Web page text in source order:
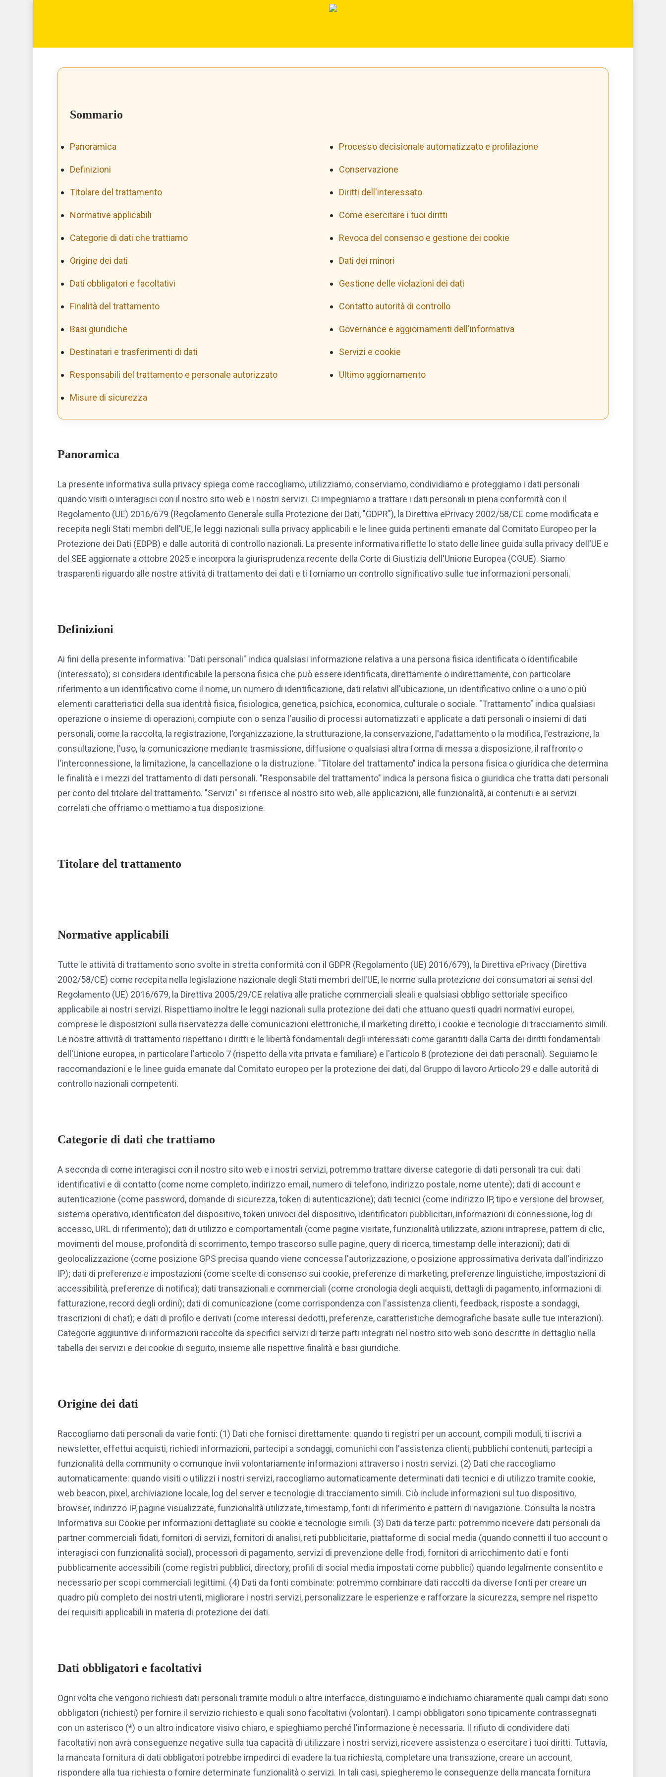
Sommario
Panoramica
Definizioni
Titolare del trattamento
Normative applicabili
Categorie di dati che trattiamo
Origine dei dati
Dati obbligatori e facoltativi
Finalità del trattamento
Basi giuridiche
Destinatari e trasferimenti di dati
Responsabili del trattamento e personale autorizzato
Misure di sicurezza
Processo decisionale automatizzato e profilazione
Conservazione
Diritti dell'interessato
Come esercitare i tuoi diritti
Revoca del consenso e gestione dei cookie
Dati dei minori
Gestione delle violazioni dei dati
Contatto autorità di controllo
Governance e aggiornamenti dell'informativa
Servizi e cookie
Ultimo aggiornamento
Panoramica
La presente informativa sulla privacy spiega come raccogliamo, utilizziamo, conserviamo, condividiamo e proteggiamo i dati personali
quando visiti o interagisci con il nostro sito web e i nostri servizi. Ci impegniamo a trattare i dati personali in piena conformità con il
Regolamento (UE) 2016/679 (Regolamento Generale sulla Protezione dei Dati, "GDPR"), la Direttiva ePrivacy 2002/58/CE come modificata e
recepita negli Stati membri dell'UE, le leggi nazionali sulla privacy applicabili e le linee guida pertinenti emanate dal Comitato Europeo per la
Protezione dei Dati (EDPB) e dalle autorità di controllo nazionali. La presente informativa riflette lo stato delle linee guida sulla privacy dell'UE e
del SEE aggiornate a ottobre 2025 e incorpora la giurisprudenza recente della Corte di Giustizia dell'Unione Europea (CGUE). Siamo
trasparenti riguardo alle nostre attività di trattamento dei dati e ti forniamo un controllo significativo sulle tue informazioni personali.
Definizioni
Ai fini della presente informativa: "Dati personali" indica qualsiasi informazione relativa a una persona fisica identificata o identificabile
(interessato); si considera identificabile la persona fisica che può essere identificata, direttamente o indirettamente, con particolare
riferimento a un identificativo come il nome, un numero di identificazione, dati relativi all'ubicazione, un identificativo online o a uno o più
elementi caratteristici della sua identità fisica, fisiologica, genetica, psichica, economica, culturale o sociale. "Trattamento" indica qualsiasi
operazione o insieme di operazioni, compiute con o senza l'ausilio di processi automatizzati e applicate a dati personali o insiemi di dati
personali, come la raccolta, la registrazione, l'organizzazione, la strutturazione, la conservazione, l'adattamento o la modifica, l'estrazione, la
consultazione, l'uso, la comunicazione mediante trasmissione, diffusione o qualsiasi altra forma di messa a disposizione, il raffronto o
l'interconnessione, la limitazione, la cancellazione o la distruzione. "Titolare del trattamento" indica la persona fisica o giuridica che determina
le finalità e i mezzi del trattamento di dati personali. "Responsabile del trattamento" indica la persona fisica o giuridica che tratta dati personali
per conto del titolare del trattamento. "Servizi" si riferisce al nostro sito web, alle applicazioni, alle funzionalità, ai contenuti e ai servizi
correlati che offriamo o mettiamo a tua disposizione.
Titolare del trattamento
Normative applicabili
Tutte le attività di trattamento sono svolte in stretta conformità con il GDPR (Regolamento (UE) 2016/679), la Direttiva ePrivacy (Direttiva
2002/58/CE) come recepita nella legislazione nazionale degli Stati membri dell'UE, le norme sulla protezione dei consumatori ai sensi del
Regolamento (UE) 2016/679, la Direttiva 2005/29/CE relativa alle pratiche commerciali sleali e qualsiasi obbligo settoriale specifico
applicabile ai nostri servizi. Rispettiamo inoltre le leggi nazionali sulla protezione dei dati che attuano questi quadri normativi europei,
comprese le disposizioni sulla riservatezza delle comunicazioni elettroniche, il marketing diretto, i cookie e tecnologie di tracciamento simili.
Le nostre attività di trattamento rispettano i diritti e le libertà fondamentali degli interessati come garantiti dalla Carta dei diritti fondamentali
dell'Unione europea, in particolare l'articolo 7 (rispetto della vita privata e familiare) e l'articolo 8 (protezione dei dati personali). Seguiamo le
raccomandazioni e le linee guida emanate dal Comitato europeo per la protezione dei dati, dal Gruppo di lavoro Articolo 29 e dalle autorità di
controllo nazionali competenti.
Categorie di dati che trattiamo
A seconda di come interagisci con il nostro sito web e i nostri servizi, potremmo trattare diverse categorie di dati personali tra cui: dati
identificativi e di contatto (come nome completo, indirizzo email, numero di telefono, indirizzo postale, nome utente); dati di account e
autenticazione (come password, domande di sicurezza, token di autenticazione); dati tecnici (come indirizzo IP, tipo e versione del browser,
sistema operativo, identificatori del dispositivo, token univoci del dispositivo, identificatori pubblicitari, informazioni di connessione, log di
accesso, URL di riferimento); dati di utilizzo e comportamentali (come pagine visitate, funzionalità utilizzate, azioni intraprese, pattern di clic,
movimenti del mouse, profondità di scorrimento, tempo trascorso sulle pagine, query di ricerca, timestamp delle interazioni); dati di
geolocalizzazione (come posizione GPS precisa quando viene concessa l'autorizzazione, o posizione approssimativa derivata dall'indirizzo
IP); dati di preferenze e impostazioni (come scelte di consenso sui cookie, preferenze di marketing, preferenze linguistiche, impostazioni di
accessibilità, preferenze di notifica); dati transazionali e commerciali (come cronologia degli acquisti, dettagli di pagamento, informazioni di
fatturazione, record degli ordini); dati di comunicazione (come corrispondenza con l'assistenza clienti, feedback, risposte a sondaggi,
trascrizioni di chat); e dati di profilo e derivati (come interessi dedotti, preferenze, caratteristiche demografiche basate sulle tue interazioni).
Categorie aggiuntive di informazioni raccolte da specifici servizi di terze parti integrati nel nostro sito web sono descritte in dettaglio nella
tabella dei servizi e dei cookie di seguito, insieme alle rispettive finalità e basi giuridiche.
Origine dei dati
Raccogliamo dati personali da varie fonti: (1) Dati che fornisci direttamente: quando ti registri per un account, compili moduli, ti iscrivi a
newsletter, effettui acquisti, richiedi informazioni, partecipi a sondaggi, comunichi con l'assistenza clienti, pubblichi contenuti, partecipi a
funzionalità della community o comunque invii volontariamente informazioni attraverso i nostri servizi. (2) Dati che raccogliamo
automaticamente: quando visiti o utilizzi i nostri servizi, raccogliamo automaticamente determinati dati tecnici e di utilizzo tramite cookie,
web beacon, pixel, archiviazione locale, log del server e tecnologie di tracciamento simili. Ciò include informazioni sul tuo dispositivo,
browser, indirizzo IP, pagine visualizzate, funzionalità utilizzate, timestamp, fonti di riferimento e pattern di navigazione. Consulta la nostra
Informativa sui Cookie per informazioni dettagliate su cookie e tecnologie simili. (3) Dati da terze parti: potremmo ricevere dati personali da
partner commerciali fidati, fornitori di servizi, fornitori di analisi, reti pubblicitarie, piattaforme di social media (quando connetti il tuo account o
interagisci con funzionalità social), processori di pagamento, servizi di prevenzione delle frodi, fornitori di arricchimento dati e fonti
pubblicamente accessibili (come registri pubblici, directory, profili di social media impostati come pubblici) quando legalmente consentito e
necessario per scopi commerciali legittimi. (4) Dati da fonti combinate: potremmo combinare dati raccolti da diverse fonti per creare un
quadro più completo dei nostri utenti, migliorare i nostri servizi, personalizzare le esperienze e rafforzare la sicurezza, sempre nel rispetto
dei requisiti applicabili in materia di protezione dei dati.
Dati obbligatori e facoltativi
Ogni volta che vengono richiesti dati personali tramite moduli o altre interfacce, distinguiamo e indichiamo chiaramente quali campi dati sono
obbligatori (richiesti) per fornire il servizio richiesto e quali sono facoltativi (volontari). I campi obbligatori sono tipicamente contrassegnati
con un asterisco (*) o un altro indicatore visivo chiaro, e spieghiamo perché l'informazione è necessaria. Il rifiuto di condividere dati
facoltativi non avrà conseguenze negative sulla tua capacità di utilizzare i nostri servizi, ricevere assistenza o esercitare i tuoi diritti. Tuttavia,
la mancata fornitura di dati obbligatori potrebbe impedirci di evadere la tua richiesta, completare una transazione, creare un account,
rispondere alla tua richiesta o fornire determinate funzionalità o servizi. In tali casi, spiegheremo le conseguenze della mancata fornitura